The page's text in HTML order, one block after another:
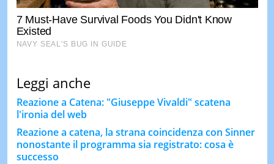
Leggi anche
Reazione a Catena: "Giuseppe Vivaldi" scatena
l'ironia del web
Reazione a catena, la strana coincidenza con Sinner
nonostante il programma sia registrato: cosa è
successo